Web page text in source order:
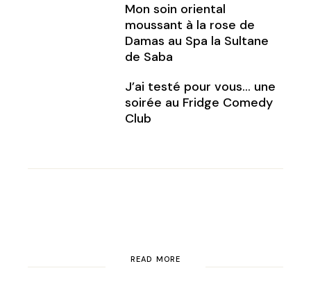
Mon soin oriental
moussant à la rose de
Damas au Spa la Sultane
de Saba
J’ai testé pour vous… une
soirée au Fridge Comedy
Club
READ MORE